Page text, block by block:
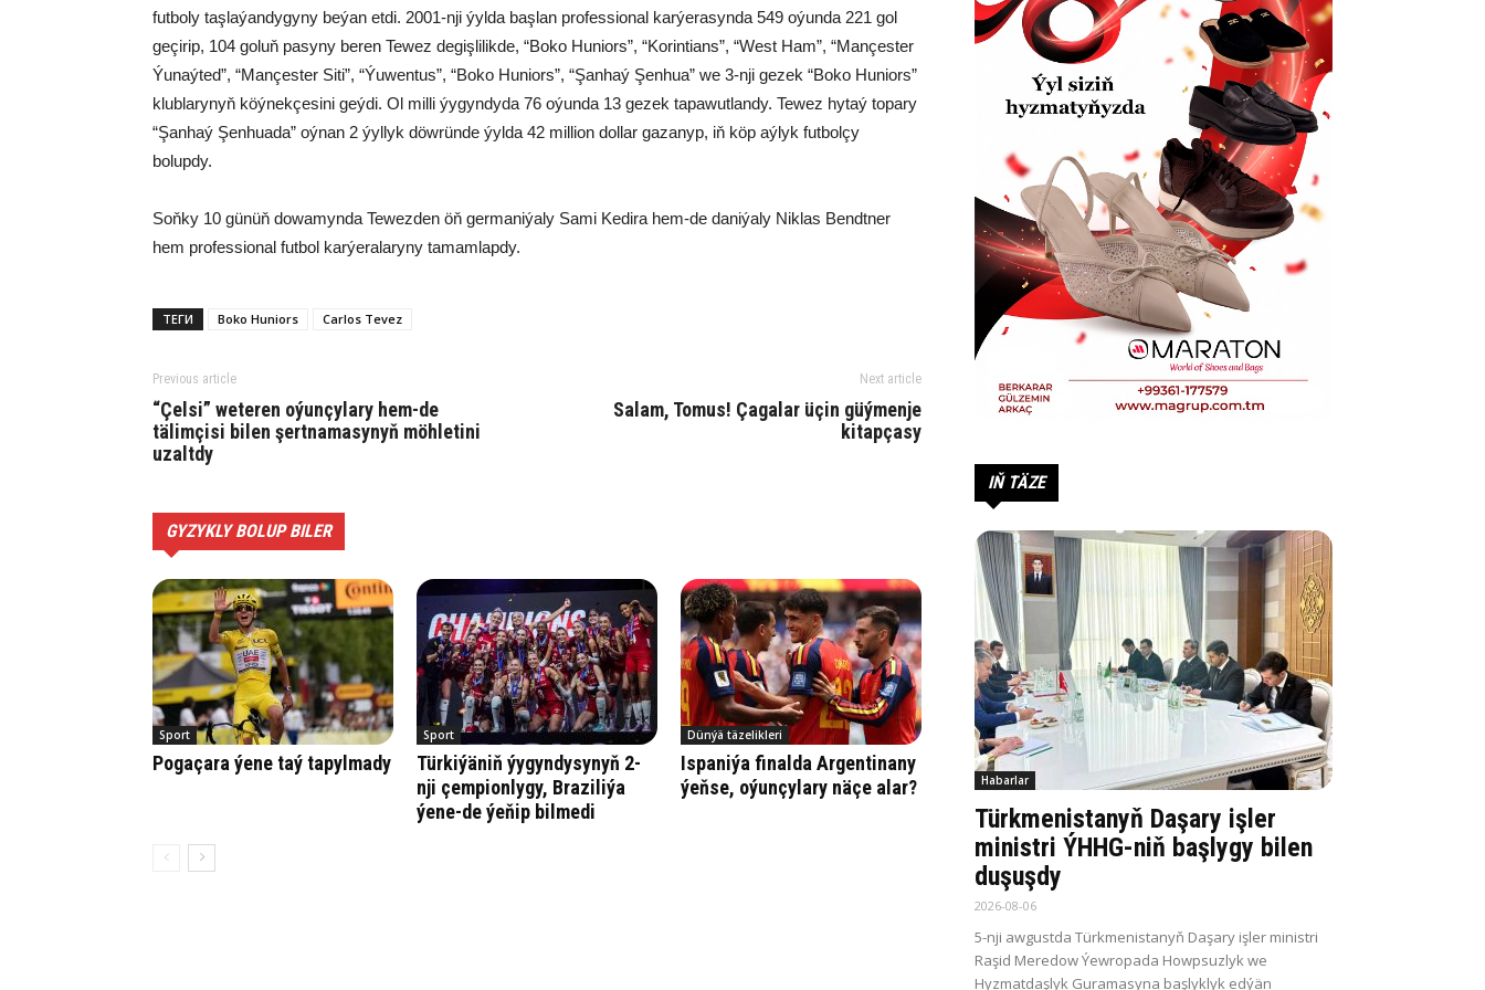
futboly taşlaýandygyny beýan etdi. 2001-nji ýylda başlan professional karýerasynda 549 oýunda 221 gol
geçirip, 104 goluň pasyny beren Tewez degişlilikde, “Boko Huniors”, “Korintians”, “West Ham”, “Mançester
Ýunaýted”, “Mançester Siti”, “Ýuwentus”, “Boko Huniors”, “Şanhaý Şenhua” we 3-nji gezek “Boko Huniors”
klublarynyň köýnekçesini geýdi. Ol milli ýygyndyda 76 oýunda 13 gezek tapawutlandy. Tewez hytaý topary
“Şanhaý Şenhuada” oýnan 2 ýyllyk döwründe ýylda 42 million dollar gazanyp, iň köp aýlyk futbolçy
bolupdy.
Soňky 10 günüň dowamynda Tewezden öň germaniýaly Sami Kedira hem-de daniýaly Niklas Bendtner
hem professional futbol karýeralaryny tamamlapdy.
ТЕГИ Boko Huniors Carlos Tevez
Previous article
“Çelsi” weteren oýunçylary hem-de
tälimçisi bilen şertnamasynyň möhletini
uzaltdy
Next article
Salam, Tomus! Çagalar üçin güýmenje
kitapçasy
GYZYKLY BOLUP BILER
Sport
Pogaçara ýene taý tapylmady
Sport
Türkiýäniň ýygyndysynyň 2-
nji çempionlygy, Braziliýa
ýene-de ýeňip bilmedi
Dünýä täzelikleri
Ispaniýa finalda Argentinany
ýeňse, oýunçylary näçe alar?
IŇ TÄZE
Habarlar
Türkmenistanyň Daşary işler
ministri ÝHHG-niň başlygy bilen
duşuşdy
2026-08-06
5-nji awgustda Türkmenistanyň Daşary işler ministri
Raşid Meredow Ýewropada Howpsuzlyk we
Hyzmatdaşlyk Guramasyna başlyklyk edýän